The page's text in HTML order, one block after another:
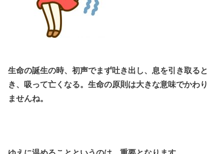
生命の誕生の時、初声でまず吐き出し、息を引き取ると
き、吸って亡くなる。生命の原則は大きな意味でかわり
ませんね。